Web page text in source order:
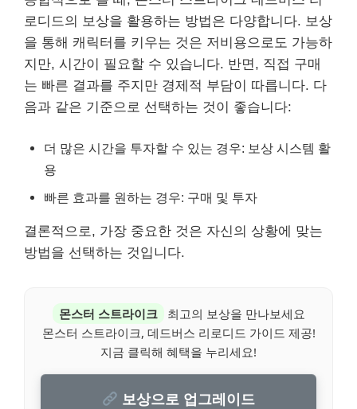
로디드의 보상을 활용하는 방법은 다양합니다. 보상
을 통해 캐릭터를 키우는 것은 저비용으로도 가능하
지만, 시간이 필요할 수 있습니다. 반면, 직접 구매
는 빠른 결과를 주지만 경제적 부담이 따릅니다. 다
음과 같은 기준으로 선택하는 것이 좋습니다:
더 많은 시간을 투자할 수 있는 경우: 보상 시스템 활
용
빠른 효과를 원하는 경우: 구매 및 투자
결론적으로, 가장 중요한 것은 자신의 상황에 맞는
방법을 선택하는 것입니다.
몬스터 스트라이크
최고의 보상을 만나보세요
몬스터 스트라이크, 데드버스 리로디드 가이드 제공!
지금 클릭해 혜택을 누리세요!
보상으로 업그레이드